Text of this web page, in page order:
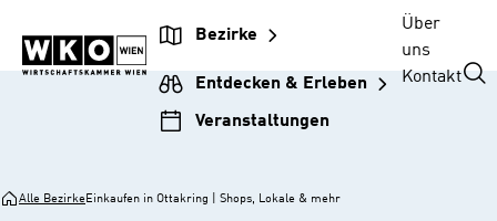
Unternehmensnavigation
springen
Inhalt
springen
Hauptnavigation
springen
Footer
springen
Bezirke
Entdecken & Erleben
Veranstaltungen
Über
uns
Kontakt
Alle BezirkeEinkaufen in Ottakring | Shops, Lokale & mehr